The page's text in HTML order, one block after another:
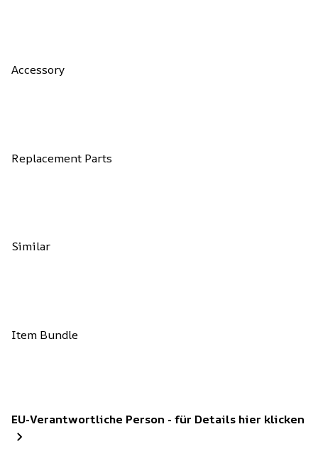
Accessory
Replacement Parts
Similar
Item Bundle
EU-Verantwortliche Person - für Details hier klicken